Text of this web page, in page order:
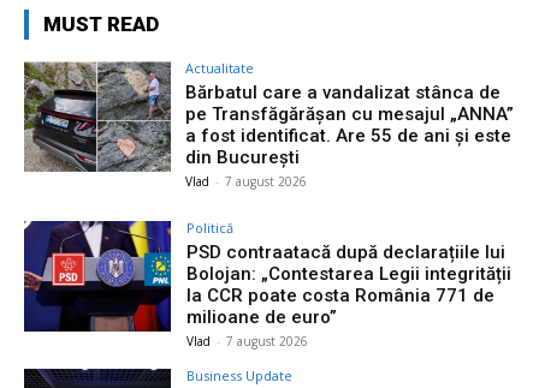
MUST READ
Actualitate
Bărbatul care a vandalizat stânca de
pe Transfăgărășan cu mesajul „ANNA”
a fost identificat. Are 55 de ani și este
din București
Vlad - 7 august 2026
Politică
PSD contraatacă după declarațiile lui
Bolojan: „Contestarea Legii integrității
la CCR poate costa România 771 de
milioane de euro”
Vlad - 7 august 2026
Business Update